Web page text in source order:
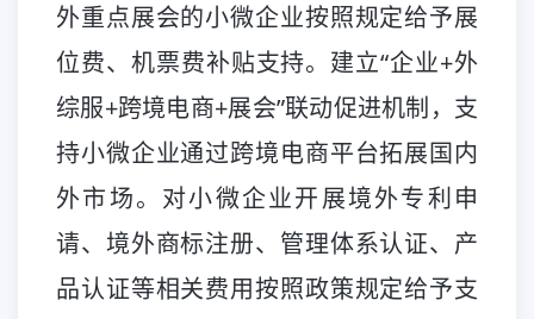
外重点展会的小微企业按照规定给予展
位费、机票费补贴支持。建立“企业+外
综服+跨境电商+展会”联动促进机制，支
持小微企业通过跨境电商平台拓展国内
外市场。对小微企业开展境外专利申
请、境外商标注册、管理体系认证、产
品认证等相关费用按照政策规定给予支